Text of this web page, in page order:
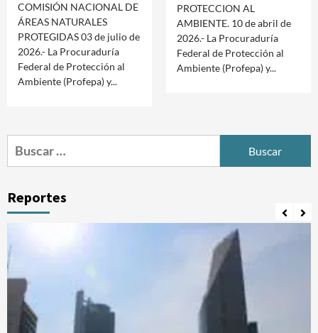
COMISIÓN NACIONAL DE
ÁREAS NATURALES
PROTEGIDAS 03 de julio de
2026.- La Procuraduría
Federal de Protección al
Ambiente (Profepa) y...
PROTECCION AL
AMBIENTE. 10 de abril de
2026.- La Procuraduría
Federal de Protección al
Ambiente (Profepa) y...
Buscar:
Reportes